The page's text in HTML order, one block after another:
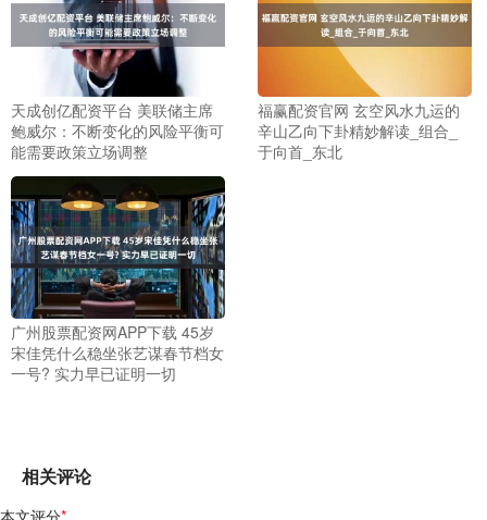
天成创亿配资平台 美联储主席
鲍威尔：不断变化的风险平衡可
能需要政策立场调整
福赢配资官网 玄空风水九运的
辛山乙向下卦精妙解读_组合_
于向首_东北
广州股票配资网APP下载 45岁
宋佳凭什么稳坐张艺谋春节档女
一号? 实力早已证明一切
相关评论
本文评分*